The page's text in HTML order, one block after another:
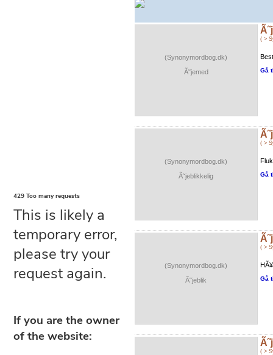
(Synonymordbog.dk)
Ã˜jemed
( >
Gå
(Synonymordbog.dk)
Ã˜jeblikkelig
( >
Gå
(Synonymordbog.dk)
Ã˜jeblik
( >
Gå
( >